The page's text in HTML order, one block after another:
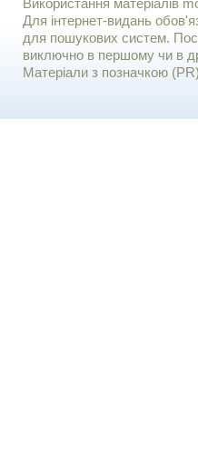
Використання матерiалiв
Для iнтернет-видань
для пошукових систем.
виключно в першому чи в
Матеріали з позначкою